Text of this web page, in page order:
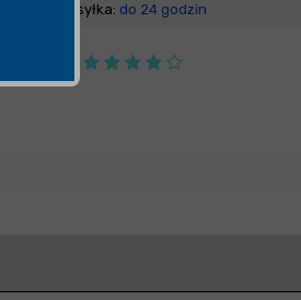
Wysyłka: do 24 godzin